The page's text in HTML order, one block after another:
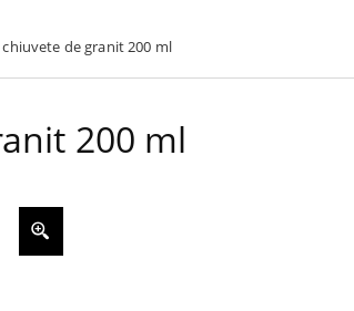
de granit 200 ml
200 ml